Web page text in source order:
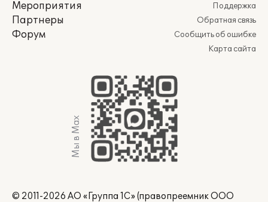
Мероприятия
Партнеры
Форум
Поддержка
Обратная связь
Сообщить об ошибке
Карта сайта
Мы в Max
© 2011-2026 АО «Группа 1С» (правопреемник ООО